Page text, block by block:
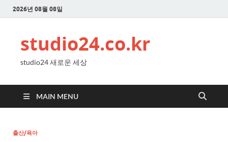
2026년 08월 08일
studio24.co.kr
studio24 새로운 세상
MAIN MENU
출산/육아